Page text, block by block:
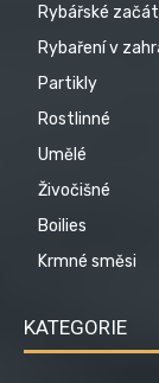
Rybářské
Rybaření v
Partikly
Rostlinné
Umělé
Živočišné
Boilies
Krmné směsi
KATEGORIE